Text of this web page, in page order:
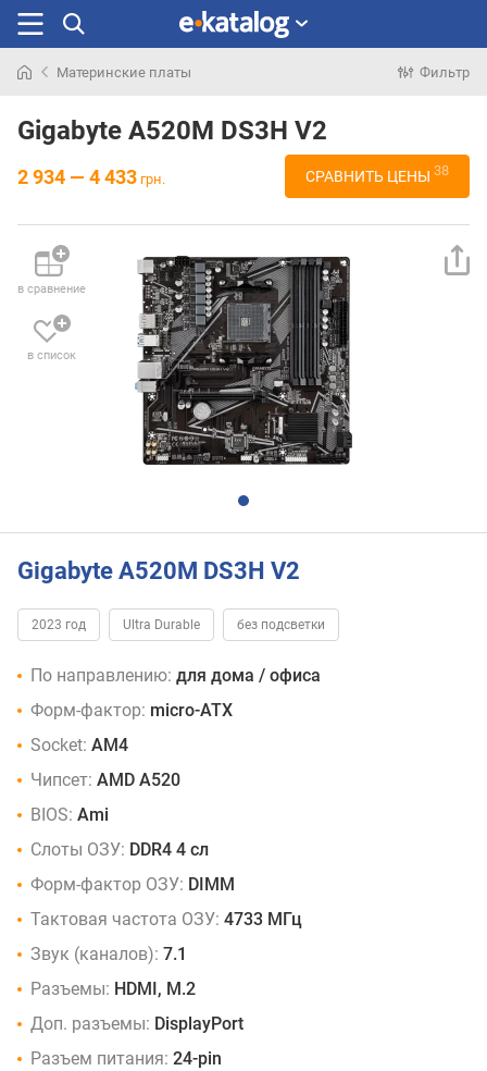
раньше
Материнские платы Фильтр
Gigabyte A520M DS3H V2
2 934 — 4 433 грн. СРАВНИТЬ ЦЕНЫ 38
в сравнение
в список
Gigabyte A520M DS3H V2
2023 год Ultra Durable без подсветки
По направлению: для дома / офиса
Форм-фактор: micro-ATX
Socket: AM4
Чипсет: AMD A520
BIOS: Ami
Слоты ОЗУ: DDR4 4 сл
Форм-фактор ОЗУ: DIMM
Тактовая частота ОЗУ: 4733 МГц
Звук (каналов): 7.1
Разъемы: HDMI, M.2
Доп. разъемы: DisplayPort
Разъем питания: 24-pin